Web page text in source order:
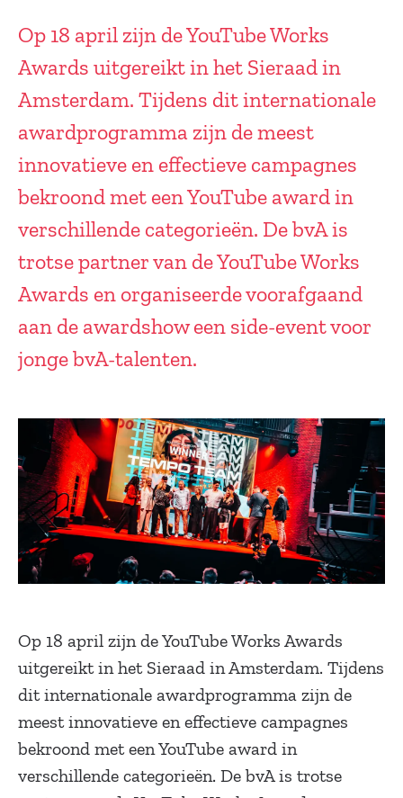
Op 18 april zijn de YouTube Works
Awards uitgereikt in het Sieraad in
Amsterdam. Tijdens dit internationale
awardprogramma zijn de meest
innovatieve en effectieve campagnes
bekroond met een YouTube award in
verschillende categorieën. De bvA is
trotse partner van de YouTube Works
Awards en organiseerde voorafgaand
aan de awardshow een side-event voor
jonge bvA-talenten.
Op 18 april zijn de YouTube Works Awards
uitgereikt in het Sieraad in Amsterdam. Tijdens
dit internationale awardprogramma zijn de
meest innovatieve en effectieve campagnes
bekroond met een YouTube award in
verschillende categorieën. De bvA is trotse